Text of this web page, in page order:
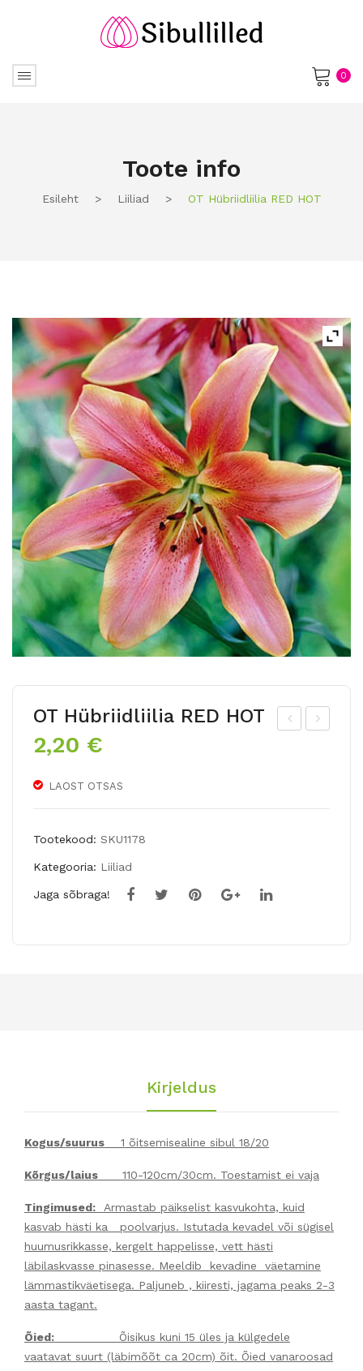
0
Toote info
Esileht > Liiliad > OT Hübriidliilia RED HOT
UV
ust
dliili
OT Hübriidliilia RED HOT
2,20 €
LAOST OTSAS
Tootekood: SKU1178
Kategooria: Liiliad
Jaga sõbraga!
Kirjeldus
Kogus/suurus 1 õitsemisealine sibul 18/20
Kõrgus/laius 110-120cm/30cm. Toestamist ei vaja
Tingimused: Armastab päikselist kasvukohta, kuid
kasvab hästi ka poolvarjus. Istutada kevadel või sügisel
huumusrikkasse, kergelt happelisse, vett hästi
läbilaskvasse pinasesse. Meeldib kevadine väetamine
lämmastikväetisega. Paljuneb , kiiresti, jagama peaks 2-3
aasta tagant.
Õied: Õisikus kuni 15 üles ja külgedele
vaatavat suurt (läbimõõt ca 20cm) õit. Õied vanaroosad